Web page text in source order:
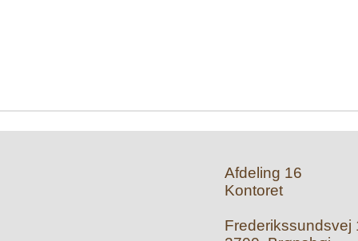
Afdeling 16
Kontoret
Frederikssundsvej